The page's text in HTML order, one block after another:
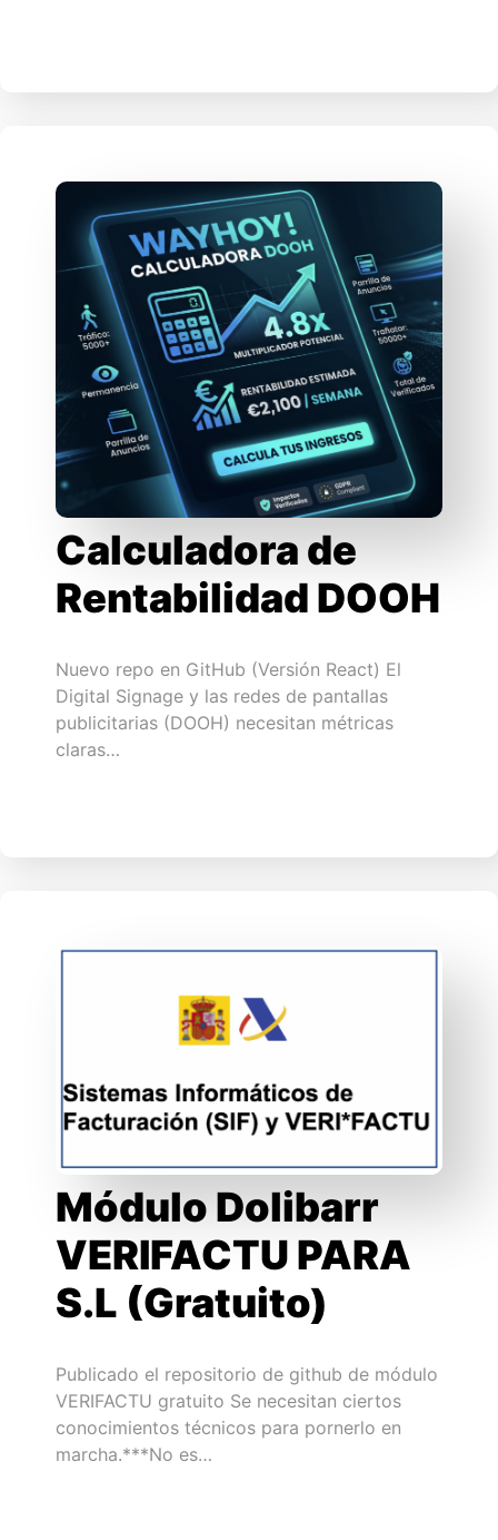
Calculadora de
Rentabilidad DOOH
Nuevo repo en GitHub (Versión React) El
Digital Signage y las redes de pantallas
publicitarias (DOOH) necesitan métricas
claras…
Módulo Dolibarr
VERIFACTU PARA
S.L (Gratuito)
Publicado el repositorio de github de módulo
VERIFACTU gratuito Se necesitan ciertos
conocimientos técnicos para pornerlo en
marcha.***No es…